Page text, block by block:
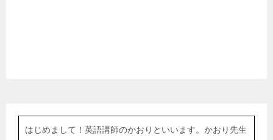
はじめまして！英語講師のかおりといいます。かおり先生